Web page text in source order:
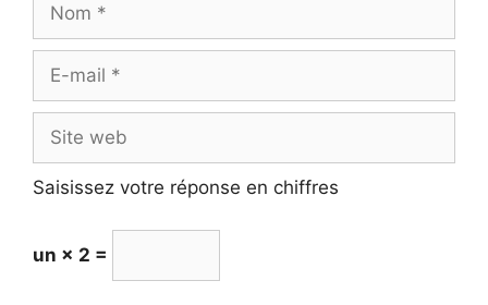
Site
web
Saisissez votre réponse en chiffres
un × 2 =